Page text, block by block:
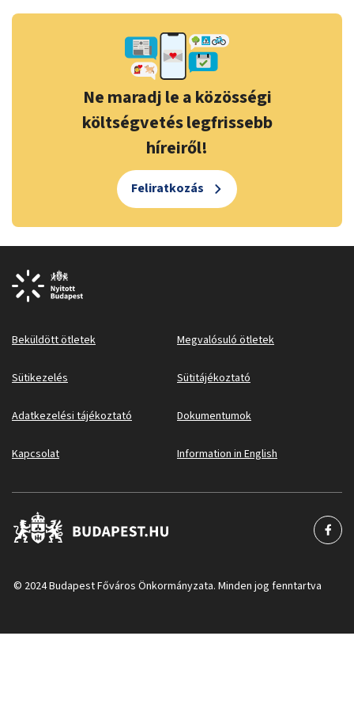
Ne maradj le a közösségi
költségvetés legfrissebb
híreiről!
Feliratkozás
Beküldött ötletek Megvalósuló ötletek
Sütikezelés Sütitájékoztató
Adatkezelési tájékoztató Dokumentumok
Kapcsolat Information in English
© 2024 Budapest Főváros Önkormányzata. Minden jog fenntartva